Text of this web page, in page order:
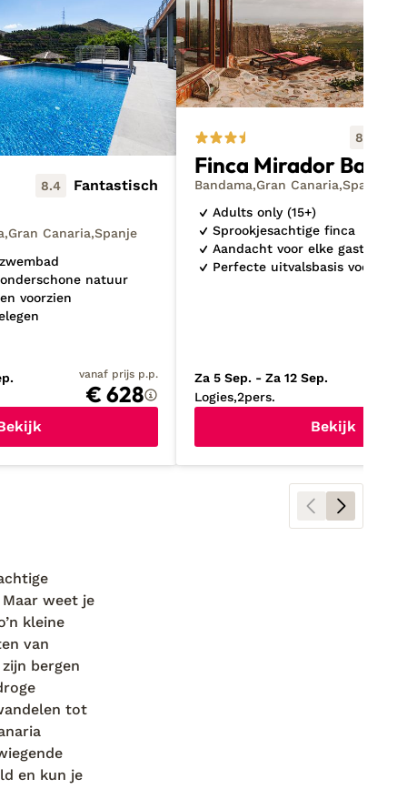
8.4 Fantastisch
Gran Canaria Spanje
natuur
voorzien
vanaf prijs p.p.
€ 628
8.9
Finca Mirador
Bandama Gran Canaria Spanje
Adults only (15+)
Sprookjesachtige finca
Aandacht voor elke gast
Perfecte uitvalsbasis voor
Za 5 Sep. - Za 12 Sep.
Logies 2pers.
Bekijk
weet je
kleine
van
zijn bergen
tot
en kun je